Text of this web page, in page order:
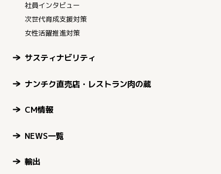
社員インタビュー
次世代育成支援対策
女性活躍推進対策
サスティナビリティ
ナンチク直売店・レストラン肉の蔵
CM情報
NEWS一覧
輸出